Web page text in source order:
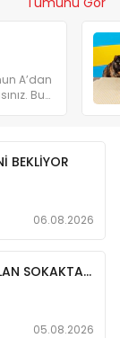
A’dan
Bu
BEKLİYOR
06.08.2026
4 AYLIK WHITE RUSSIAN OĞLAN SOKAKTA BİR BAŞINA AĞLARKEN BULUNDU😿
05.08.2026